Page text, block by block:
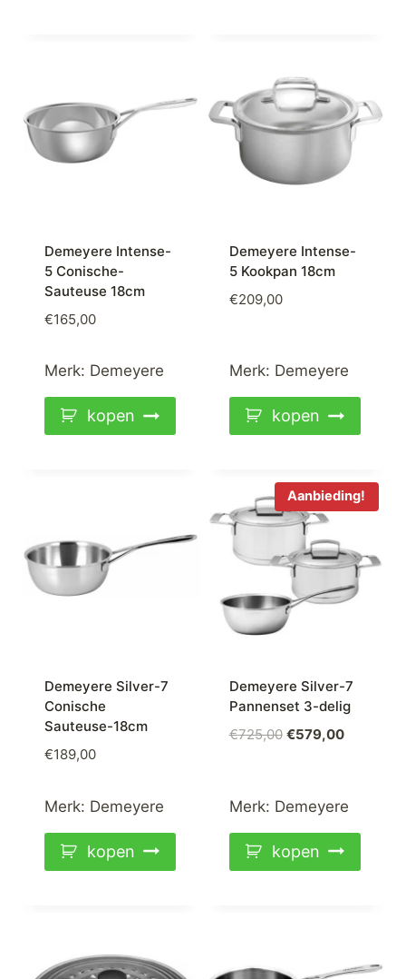
Demeyere Intense-
5 Conische-
Sauteuse 18cm
€165,00
Merk: Demeyere
kopen
Demeyere Intense-
5 Kookpan 18cm
€209,00
Merk: Demeyere
kopen
Demeyere Silver-7
Conische
Sauteuse-18cm
€189,00
Merk: Demeyere
kopen
Aanbieding!
Demeyere Silver-7
Pannenset 3-delig
€725,00 Oorspronkelijke
€725,00.
€579,00Huidige
€579,00.
Merk: Demeyere
kopen